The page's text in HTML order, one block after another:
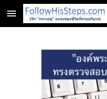
Skip to main content